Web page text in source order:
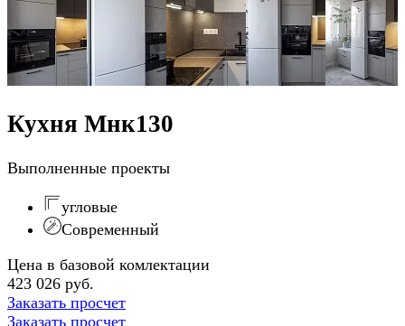
Кухня Мнк130
Выполненные проекты
угловые
Современный
Цена в базовой комлектации
423 026 руб.
Заказать просчет
Заказать просчет